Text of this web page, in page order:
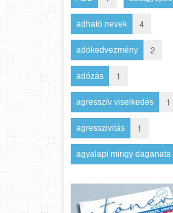
adható nevek 4
adókedvezmény 2
adózás 1
agresszív viselkedés 1
agresszivitás 1
agyalapi mirigy daganata